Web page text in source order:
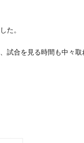
た。
試合を見る時間も中々